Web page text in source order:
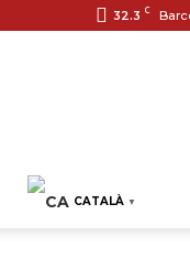
32.3 C
CATALÀ ▼